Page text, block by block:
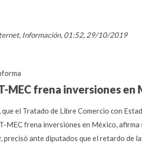
Información, 01:52, 29/10/2019
MEC frena inversiones
el Tratado de Libre Comercio con
frena inversiones en México, afirma
precisó ante diputados que el retardo de